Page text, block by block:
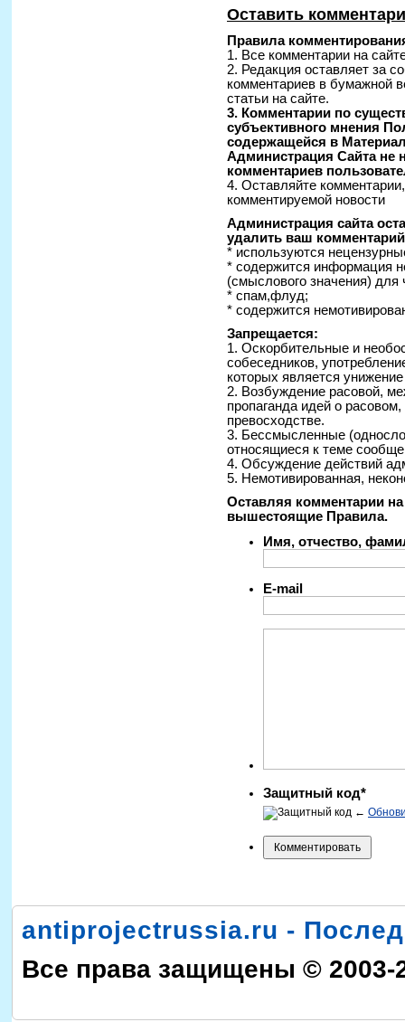
Оставить
Правила
1. Все комментарии на
2. Редакция оставляет за
комментариев в бумажной
статьи на сайте.
3. Комментарии по
субъективного мнения
содержащейся в
Администрация Сайта не
комментариев
4. Оставляйте
комментируемой новости
Администрация сайта
удалить ваш
* используются
* содержится информация
(смыслового значения) для
* спам,флуд;
* содержится
Запрещается:
1. Оскорбительные и
собеседников,
которых является
2. Возбуждение расовой,
пропаганда идей о
превосходстве.
3. Бессмысленные
относящиеся к теме
4. Обсуждение действий
5. Немотивированная,
Оставляя комментарии
вышестоящие Правила.
Имя, отчество,
E-mail
Защитный код*
←
antiprojectrussia.ru -
Все права защищены © 2003-